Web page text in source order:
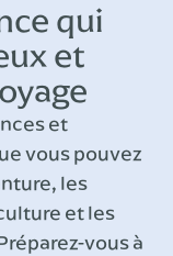
qui
et
et
vous pouvez
les
et les
vous à